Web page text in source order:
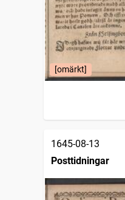
[omärkt]
1645-08-13
Posttidningar